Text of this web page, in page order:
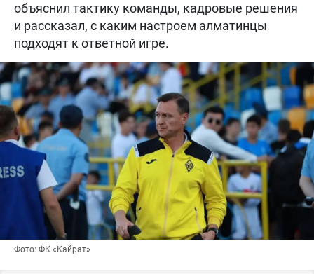
объяснил тактику команды, кадровые решения
и рассказал, с каким настроем алматинцы
подходят к ответной игре.
Фото: ФК «Кайрат»